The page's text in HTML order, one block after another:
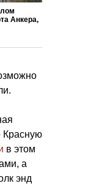
Анкера,
Красную
в этом
а
энд